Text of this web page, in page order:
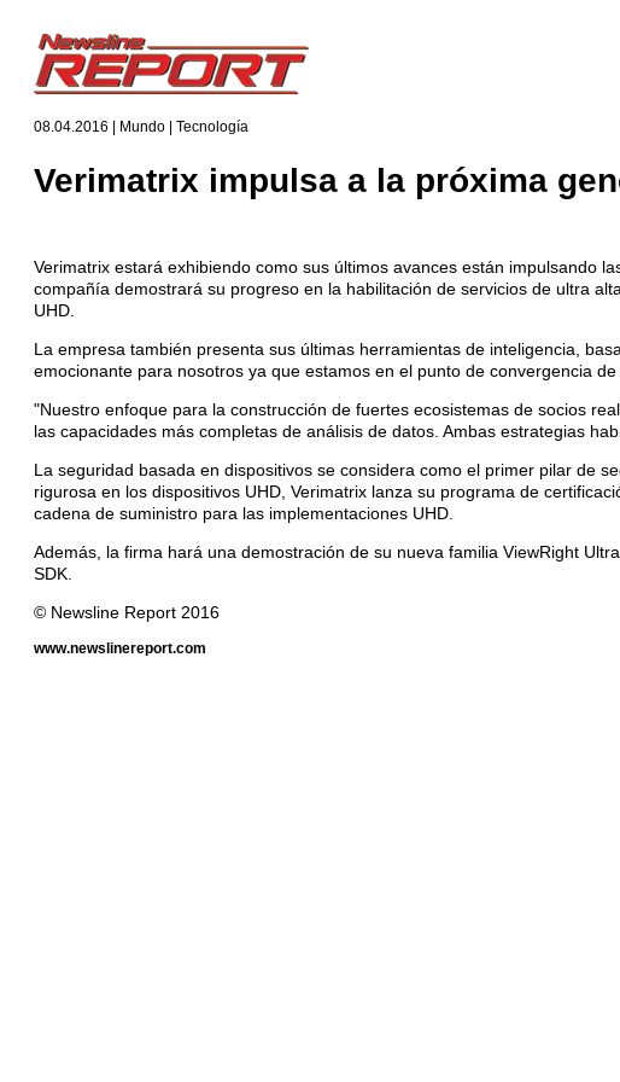
08.04.2016 | Mundo | Tecnología
Verimatrix impulsa a la próxima
Verimatrix estará exhibiendo como sus últimos avances están impulsando
compañía demostrará su progreso en la habilitación de servicios de ultra
UHD.
La empresa también presenta sus últimas herramientas de inteligencia,
emocionante para nosotros ya que estamos en el punto de convergencia
"Nuestro enfoque para la construcción de fuertes ecosistemas de socios
las capacidades más completas de análisis de datos. Ambas estrategias
La seguridad basada en dispositivos se considera como el primer pilar de
rigurosa en los dispositivos UHD, Verimatrix lanza su programa de
cadena de suministro para las implementaciones UHD.
Además, la firma hará una demostración de su nueva familia ViewRight
SDK.
© Newsline Report 2016
www.newslinereport.com